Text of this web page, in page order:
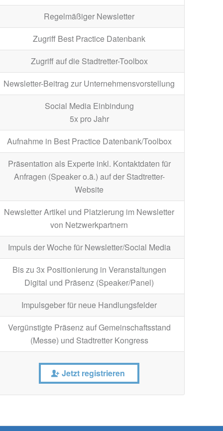
Regelmäßiger Newsletter
Zugriff Best Practice Datenbank
Zugriff auf die Stadtretter-Toolbox
Newsletter-Beitrag zur Unternehmensvorstellung
Social Media Einbindung
5x pro Jahr
Aufnahme in Best Practice Datenbank/Toolbox
Präsentation als Experte inkl. Kontaktdaten für
Anfragen (Speaker o.ä.) auf der Stadtretter-
Website
Newsletter Artikel und Platzierung im Newsletter
von Netzwerkpartnern
Impuls der Woche für Newsletter/Social Media
Bis zu 3x Positionierung in Veranstaltungen
Digital und Präsenz (Speaker/Panel)
Impulsgeber für neue Handlungsfelder
Vergünstigte Präsenz auf Gemeinschaftsstand
(Messe) und Stadtretter Kongress
Jetzt registrieren